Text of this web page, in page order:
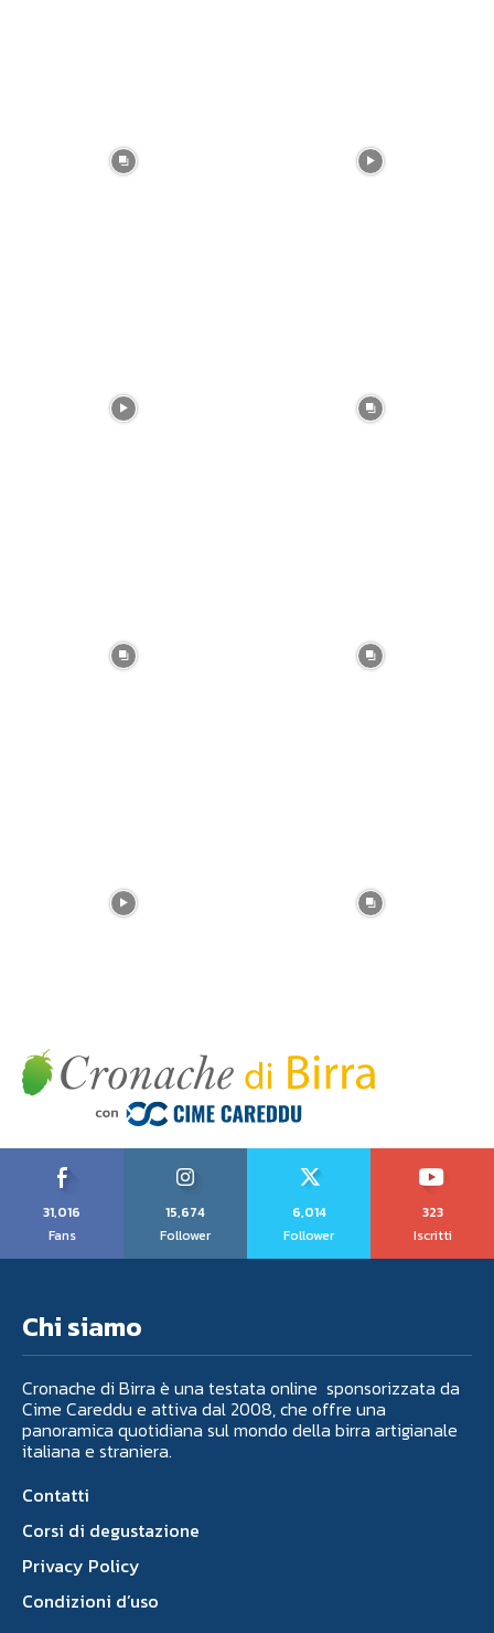
31,016
Fans
15,674
Follower
6,014
Follower
323
Iscritti
Chi siamo
Cronache di Birra è una testata online sponsorizzata da
Cime Careddu e attiva dal 2008, che offre una
panoramica quotidiana sul mondo della birra artigianale
italiana e straniera.
Contatti
Corsi di degustazione
Privacy Policy
Condizioni d’uso